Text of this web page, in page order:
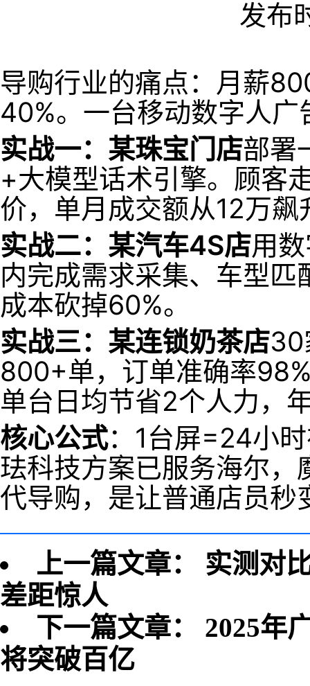
发布
导购行业的痛点：月薪
40%。一台移动数字人
实战一：某珠宝门店部署
+大模型话术引擎。顾客
价，单月成交额从12万
实战二：某汽车4S店用
内完成需求采集、车型
成本砍掉60%。
实战三：某连锁奶茶店30
800+单，订单准确率
单台日均节省2个人力，
核心公式：1台屏=24小
珐科技方案已服务海尔
代导购，是让普通店员秒
上一篇文章： 实测对
差距惊人
下一篇文章： 2025年
将突破百亿